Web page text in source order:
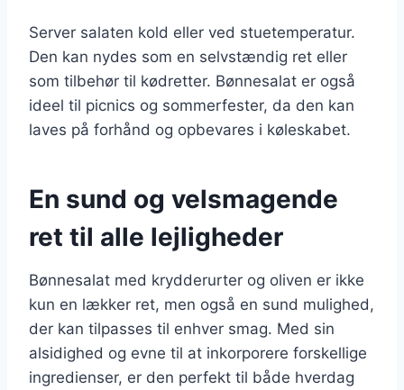
Server salaten kold eller ved stuetemperatur.
Den kan nydes som en selvstændig ret eller
som tilbehør til kødretter. Bønnesalat er også
ideel til picnics og sommerfester, da den kan
laves på forhånd og opbevares i køleskabet.
En sund og velsmagende
ret til alle lejligheder
Bønnesalat med krydderurter og oliven er ikke
kun en lækker ret, men også en sund mulighed,
der kan tilpasses til enhver smag. Med sin
alsidighed og evne til at inkorporere forskellige
ingredienser, er den perfekt til både hverdag